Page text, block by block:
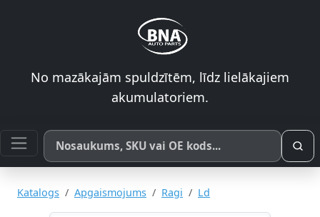
No mazākajām spuldzītēm, līdz lielākajiem
akumulatoriem.
Meklēt pēc produkta nosaukuma, SKU vai OE koda
Katalogs Apgaismojums Ragi Ld